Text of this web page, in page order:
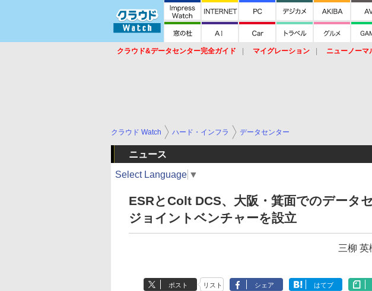
クラウド&データセンター完全ガイド マイグレーション ニューノーマ
クラウド Watch ハード・インフラ データセンター
ニュース
Select Language ▼
ESRとColt DCS、大阪・箕面でのデータ
ジョイントベンチャーを設立
三柳 英
ポスト リスト シェア はてブ